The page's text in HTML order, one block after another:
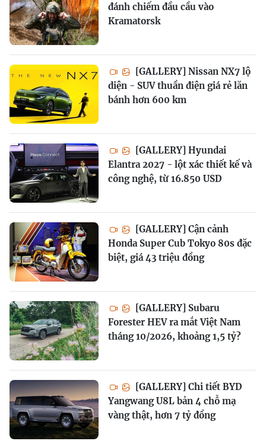
đánh chiếm đầu cầu vào
Kramatorsk
[GALLERY] Nissan NX7 lộ
diện - SUV thuần điện giá rẻ lăn
bánh hơn 600 km
[GALLERY] Hyundai
Elantra 2027 - lột xác thiết kế và
công nghệ, từ 16.850 USD
[GALLERY] Cận cảnh
Honda Super Cub Tokyo 80s đặc
biệt, giá 43 triệu đồng
[GALLERY] Subaru
Forester HEV ra mắt Việt Nam
tháng 10/2026, khoảng 1,5 tỷ?
[GALLERY] Chi tiết BYD
Yangwang U8L bản 4 chỗ mạ
vàng thật, hơn 7 tỷ đồng